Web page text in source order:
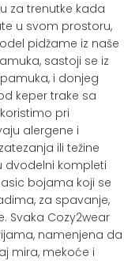
za trenutke kada
u svom prostoru,
pidžame iz naše
sastoji se iz
i donjeg
keper trake sa
pri
alergene i
ili težine
dvodelni kompleti
bojama koji se
za spavanje,
Svaka Cozy2wear
namenjena da
mira, mekoće i